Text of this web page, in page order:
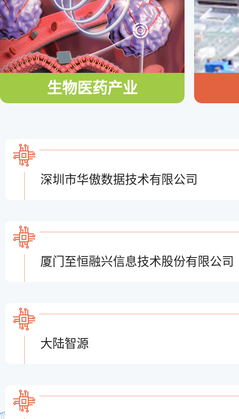
生物医药产业
深圳市华傲数据技术有限公司
厦门至恒融兴信息技术股份有限公司
大陆智源